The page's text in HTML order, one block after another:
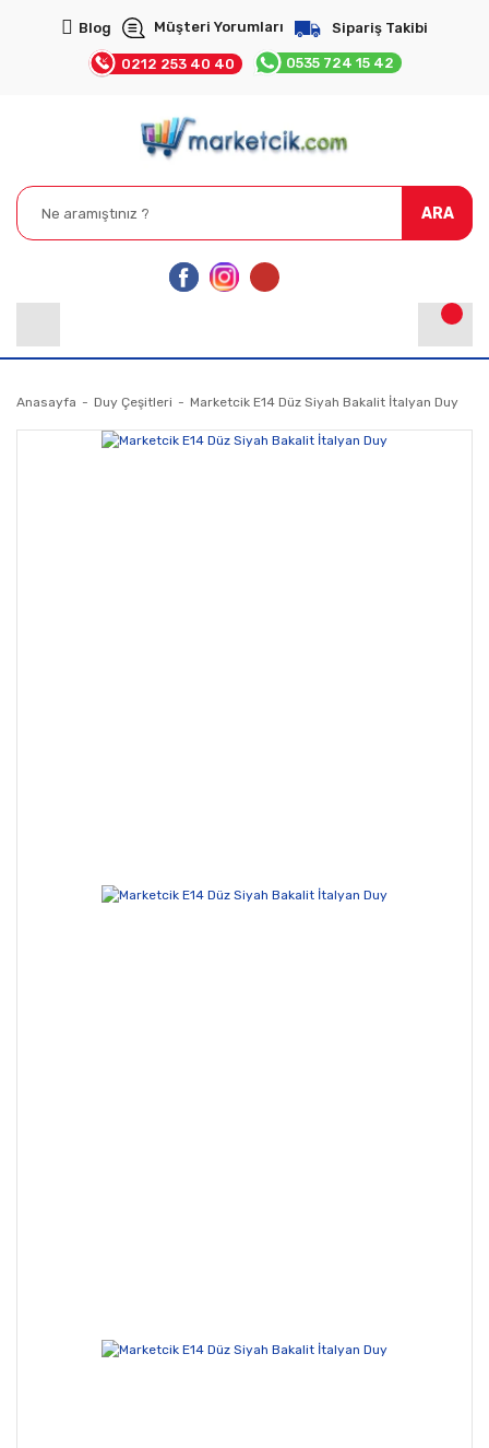
Blog Müşteri Yorumları Sipariş Takibi
0212 253 40 40 0535 724 15 42
ARA
Anasayfa Duy Çeşitleri Marketcik E14 Düz Siyah Bakalit İtalyan Duy